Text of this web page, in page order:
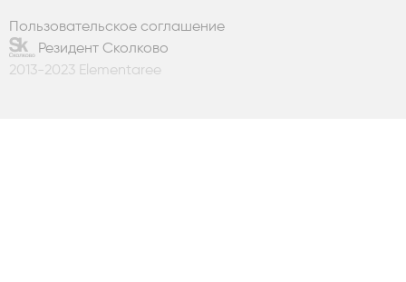
Пользовательское соглашение
Резидент Сколково
2013-2023 Elementaree